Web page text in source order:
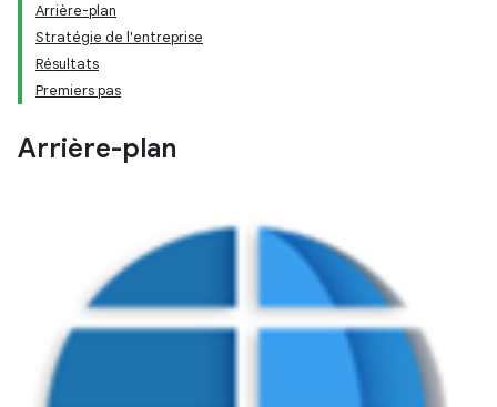
Arrière-plan
Stratégie de l'entreprise
Résultats
Premiers pas
Arrière-plan